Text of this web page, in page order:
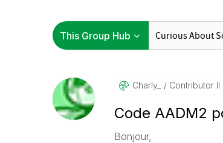
Charly_ Contributor II
Code AADM2
Bonjour,